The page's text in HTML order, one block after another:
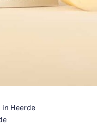
in Heerde